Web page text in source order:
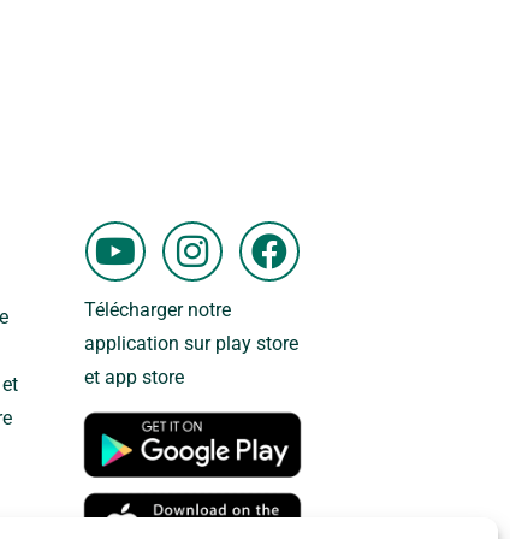
Y
o
u
t
u
b
e
I
n
s
t
g
r
a
m
F
a
e
o
o
k
Télécharger notre
application sur play store
et app store